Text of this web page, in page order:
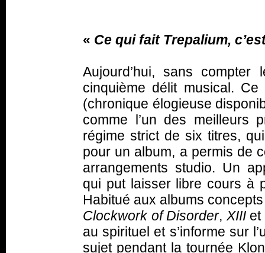
« Ce qui fait Trepalium,
Aujourd’hui, sans
cinquième délit musical.
(chronique élogieuse
comme l’un des meilleurs
régime strict de six titres,
pour un album, a permis de
arrangements studio. Un
qui put laisser libre cours à
Habitué aux albums
Clockwork of Disorder, XIIIet
au spirituel et s’informe sur
sujet pendant la tournée